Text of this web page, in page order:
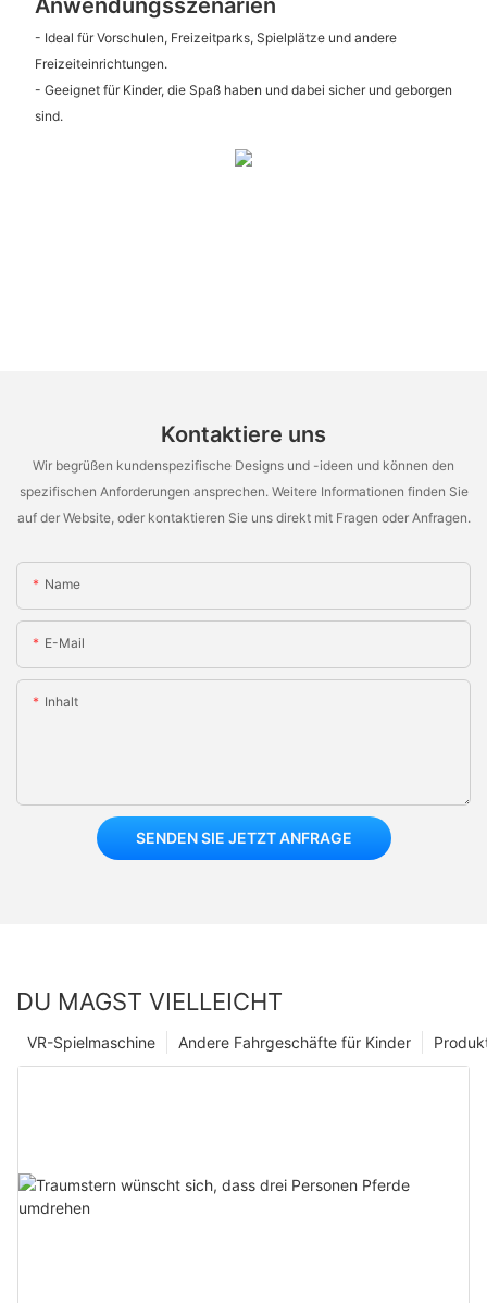
Anwendungsszenarien
- Ideal für Vorschulen, Freizeitparks, Spielplätze und andere
Freizeiteinrichtungen.
- Geeignet für Kinder, die Spaß haben und dabei sicher und geborgen
sind.
Kontaktiere uns
Wir begrüßen kundenspezifische Designs und -ideen und können den
spezifischen Anforderungen ansprechen. Weitere Informationen finden Sie
auf der Website, oder kontaktieren Sie uns direkt mit Fragen oder Anfragen.
Name
E-Mail
Inhalt
SENDEN SIE JETZT ANFRAGE
DU MAGST VIELLEICHT
Andere Fahrgeschäfte für Kinder
VR-Spielmaschine